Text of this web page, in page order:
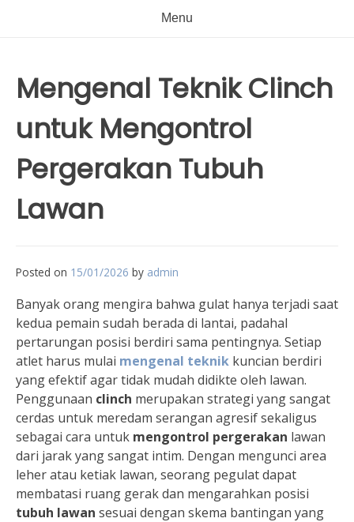
Menu
Mengenal Teknik Clinch
untuk Mengontrol
Pergerakan Tubuh
Lawan
Posted on 15/01/2026 by admin
Banyak orang mengira bahwa gulat hanya terjadi saat
kedua pemain sudah berada di lantai, padahal
pertarungan posisi berdiri sama pentingnya. Setiap
atlet harus mulai mengenal teknik kuncian berdiri
yang efektif agar tidak mudah didikte oleh lawan.
Penggunaan clinch merupakan strategi yang sangat
cerdas untuk meredam serangan agresif sekaligus
sebagai cara untuk mengontrol pergerakan lawan
dari jarak yang sangat intim. Dengan mengunci area
leher atau ketiak lawan, seorang pegulat dapat
membatasi ruang gerak dan mengarahkan posisi
tubuh lawan sesuai dengan skema bantingan yang